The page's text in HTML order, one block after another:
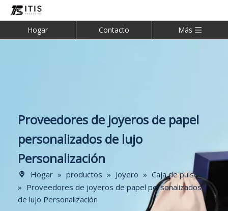
Hogar Contacto Más
Proveedores de joyeros de papel
personalizados de lujo
Personalización
Hogar » productos » Joyero » Caja de pulsera
» Proveedores de joyeros de papel personalizados
de lujo Personalización